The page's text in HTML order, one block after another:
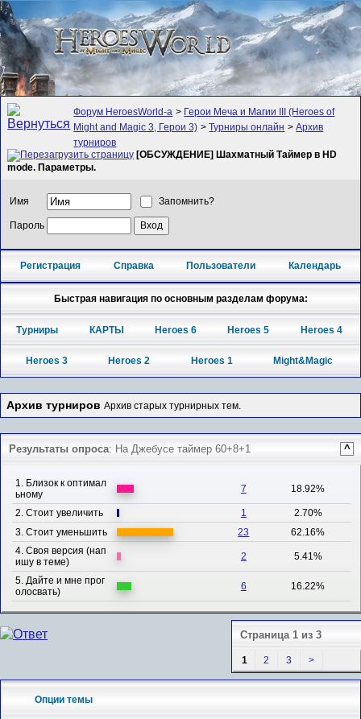
Форум HeroesWorld-а > Герои Меча и Магии III (Heroes of
Might and Magic 3, Герои 3) >Турниры онлайн >Архив
турниров
[ОБСУЖДЕНИЕ] Шахматный Таймер в HD
mode. Параметры.
Имя Запомнить?
Пароль
Регистрация Справка Пользователи Календарь
Быстрая навигация по основным разделам форума:
Турниры КАРТЫ Heroes 6 Heroes 5 Heroes 4
Heroes 3 Heroes 2 Heroes 1 Might&Magic
Архив турниров Архив старых турнирных тем.
Результаты опроса: На Джебусе таймер 60+8+1 ^
1. Близок к оптимал
ьному
7 18.92%
2. Стоит увеличить 1
2.70%
3. Стоит уменьшить
23
62.16%
4. Своя версия (нап
ишу в теме)
2 5.41%
5. Дайте и мне прог
олосвать)
6 16.22%
Страница 1 из 3
1 2 3 >
Опции темы